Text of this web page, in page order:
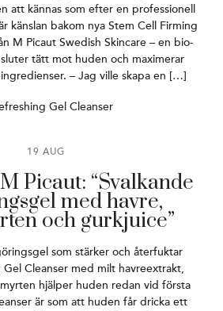
att kännas som efter en professionell
känslan bakom nya Stem Cell Firming
M Picaut Swedish Skincare – en bio-
sluter tätt mot huden och maximerar
– Jag ville skapa en […]
19 AUG
Picaut: “Svalkande
med havre,
och gurkjuice”
som stärker och återfuktar
Cleanser med milt havreextrakt,
hjälper huden redan vid första
är som att huden får dricka ett